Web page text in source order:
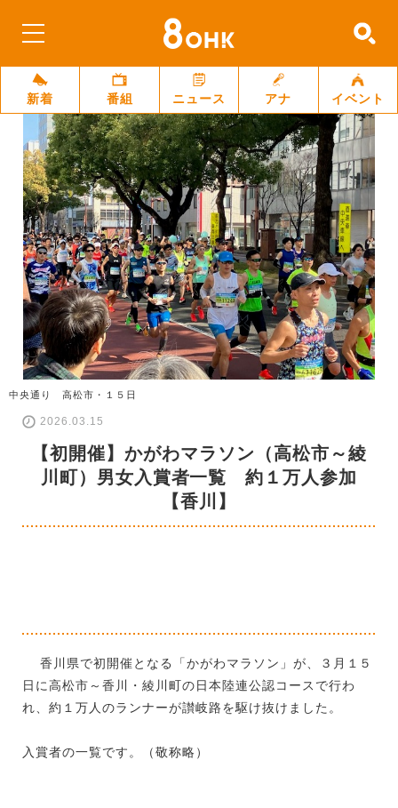
新着 番組 ニュース アナ イベント
中央通り 高松市・１５日
2026.03.15
【初開催】かがわマラソン（高松市～綾
川町）男女入賞者一覧 約１万人参加
【香川】
香川県で初開催となる「かがわマラソン」が、３月１５
日に高松市～香川・綾川町の日本陸連公認コースで行わ
れ、約１万人のランナーが讃岐路を駆け抜けました。
入賞者の一覧です。（敬称略）